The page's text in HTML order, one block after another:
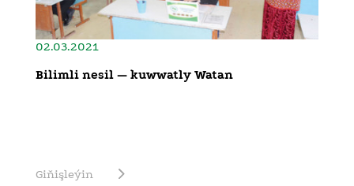
02.03.2021
Bilimli nesil — kuwwatly Watan
Giňişleýin